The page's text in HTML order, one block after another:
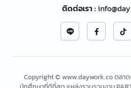
ติดต่อเรา:
Copyright © www.daywork.co ตลาด